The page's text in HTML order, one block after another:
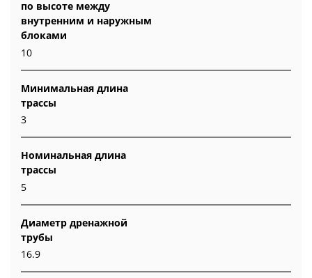
по высоте между
внутренним и наружным
блоками
10
Минимальная длина
трассы
3
Номинальная длина
трассы
5
Диаметр дренажной
трубы
16.9